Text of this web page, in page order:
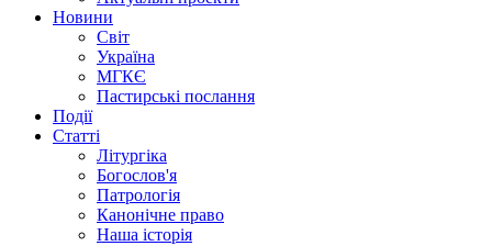
Новини
Світ
Україна
МГКЄ
Пастирські послання
Події
Статті
Літургіка
Богослов'я
Патрологія
Канонічне право
Наша історія